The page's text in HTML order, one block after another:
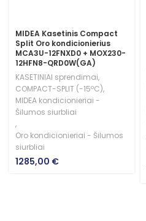
MIDEA Kasetinis Compact
Split Oro kondicionierius
MCA3U-12FNXD0 + MOX230-
12HFN8-QRD0W(GA)
KASETINIAI sprendimai,
COMPACT-SPLIT (-15ºC),
MIDEA kondicionieriai -
Šilumos siurbliai
,
Oro kondicionieriai - Šilumos
siurbliai
1285,00 €